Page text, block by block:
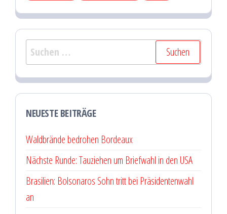
Suchen
nach:
NEUESTE BEITRÄGE
Waldbrände bedrohen Bordeaux
Nächste Runde: Tauziehen um Briefwahl in den USA
Brasilien: Bolsonaros Sohn tritt bei Präsidentenwahl
an